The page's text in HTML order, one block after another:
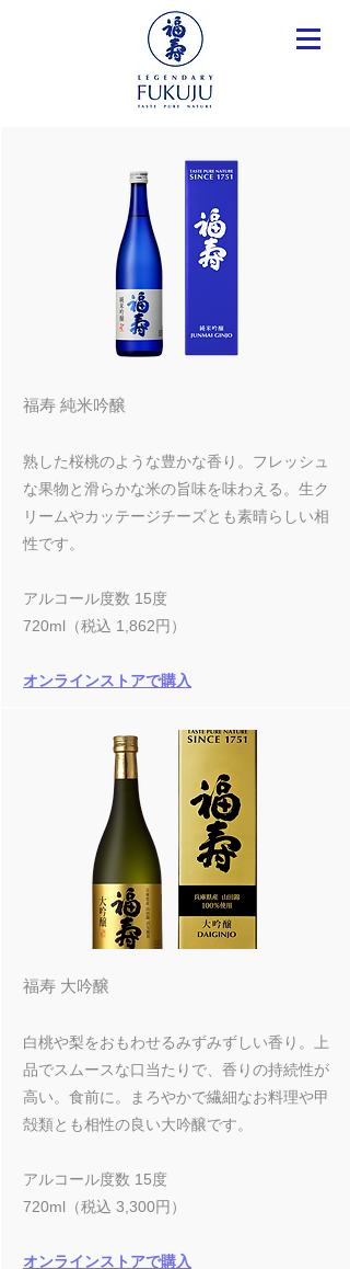
福寿 純米吟醸
熟した桜桃のような豊かな香り。フレッシュ
な果物と滑らかな米の旨味を味わえる。生ク
リームやカッテージチーズとも素晴らしい相
性です。
アルコール度数 15度
720ml（税込 1,862円）
オンラインストアで購入
福寿 大吟醸
白桃や梨をおもわせるみずみずしい香り。上
品でスムースな口当たりで、香りの持続性が
高い。食前に。まろやかで繊細なお料理や甲
殻類とも相性の良い大吟醸です。
アルコール度数 15度
720ml（税込 3,300円）
オンラインストアで購入